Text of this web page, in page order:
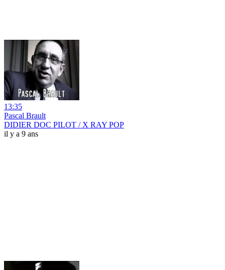
13:35
Pascal Brault
DIDIER DOC PILOT / X RAY POP
il y a 9 ans